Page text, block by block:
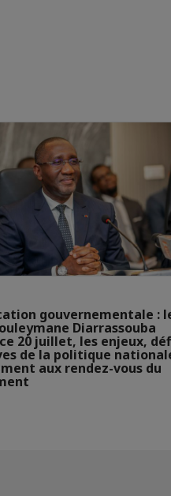
gouvernementale :
Diarrassouba
20 juillet, les enjeux,
de la politique
aux rendez-vous du